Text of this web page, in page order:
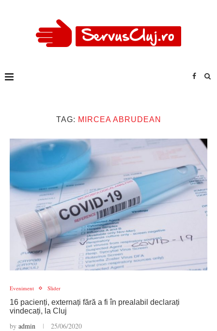
TAG: MIRCEA ABRUDEAN
Eveniment Slider
16 pacienți, externați fără a fi în prealabil declarați
vindecați, la Cluj
by admin 25/06/2020